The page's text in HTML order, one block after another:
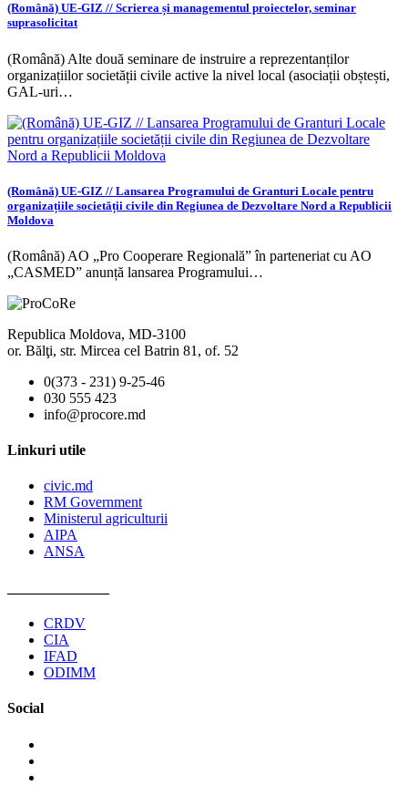
(Română) UE-GIZ // Scrierea și managementul proiectelor, seminar
suprasolicitat
(Română) Alte două seminare de instruire a reprezentanților
organizațiilor societății civile active la nivel local (asociații obștești,
GAL-uri…
(Română) UE-GIZ // Lansarea Programului de Granturi Locale pentru
organizațiile societății civile din Regiunea de Dezvoltare Nord a Republicii
Moldova
(Română) AO „Pro Cooperare Regională” în parteneriat cu AO
„CASMED” anunță lansarea Programului…
Republica Moldova, MD-3100
or. Bălţi, str. Mircea cel Batrin 81, of. 52
0(373 - 231) 9-25-46
030 555 423
info@procore.md
Linkuri utile
civic.md
RM Government
Ministerul agriculturii
AIPA
ANSA
CRDV
CIA
IFAD
ODIMM
Social